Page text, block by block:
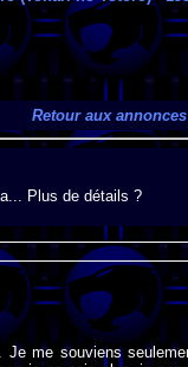
Retour aux annonces
Plus de détails ?
Je me souviens